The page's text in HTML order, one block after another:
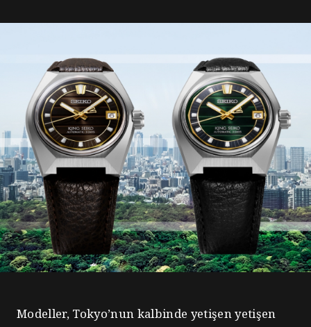
Modeller, Tokyo’nun kalbinde yetişen yetişen